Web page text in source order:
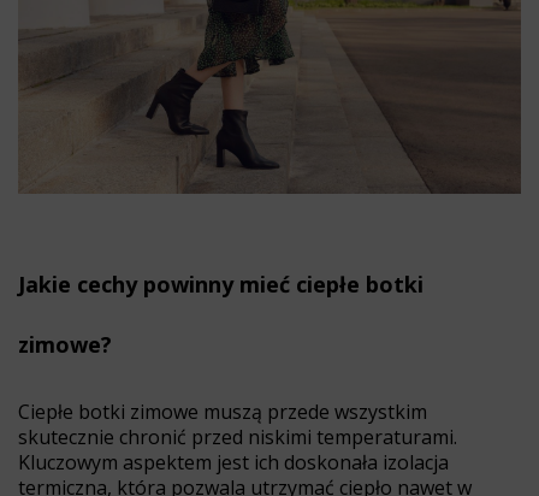
Jakie cechy powinny mieć ciepłe botki
zimowe?
Ciepłe botki zimowe muszą przede wszystkim
skutecznie chronić przed niskimi temperaturami.
Kluczowym aspektem jest ich doskonała izolacja
termiczna, która pozwala utrzymać ciepło nawet w